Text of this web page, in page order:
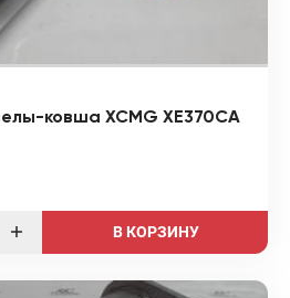
ковша XCMG XE370CA
В КОРЗИНУ